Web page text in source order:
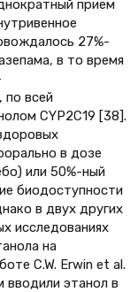
прием
27%-
в то время
по всей
CYP2C19 [38].
в дозе
или 50%-ный
биодоступности
в двух других
исследованиях
на
C.W. Erwin et al.
этанол в